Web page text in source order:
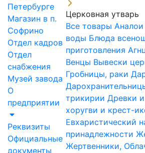
Петербурге
Магазин в п.
Софрино
Отдел кадров
Отдел
снабжения
Музей завода
О
предприятии
Реквизиты
Официальные
документы
Церковная утварь
Все товары Аналои
воды Блюда
приготовления
Венцы Вывески
Гробницы, раки
трикирии Древки и
хоругви и крест-
Евхаристический
принадлежности
Жертвенники,